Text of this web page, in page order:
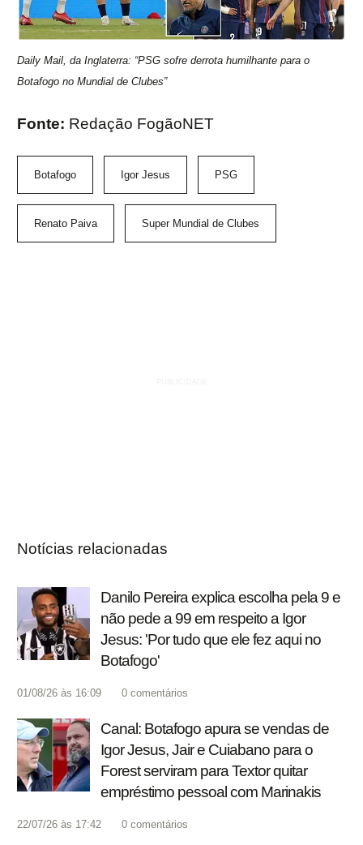
Daily Mail, da Inglaterra: “PSG sofre derrota humilhante para o
Botafogo no Mundial de Clubes”
Fonte: Redação FogãoNET
Botafogo Igor Jesus PSG
Renato Paiva Super Mundial de Clubes
Notícias relacionadas
Danilo Pereira explica escolha pela 9 e
não pede a 99 em respeito a Igor
Jesus: 'Por tudo que ele fez aqui no
Botafogo'
01/08/26 às 16:09 0 comentários
Canal: Botafogo apura se vendas de
Igor Jesus, Jair e Cuiabano para o
Forest serviram para Textor quitar
empréstimo pessoal com Marinakis
22/07/26 às 17:42 0 comentários